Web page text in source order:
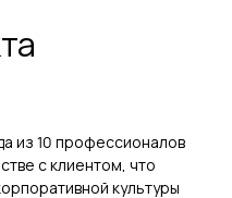
из 10 профессионалов
с клиентом, что
культуры